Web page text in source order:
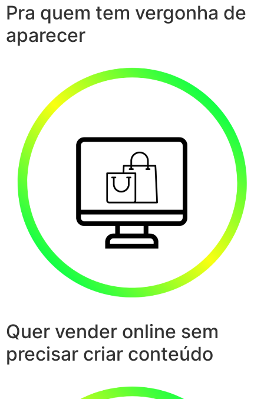
Pra quem tem vergonha de
aparecer
Quer vender online sem
precisar criar conteúdo